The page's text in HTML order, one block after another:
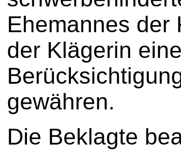
Ehemannes der
der Klägerin
gewähren.
Die Beklagte